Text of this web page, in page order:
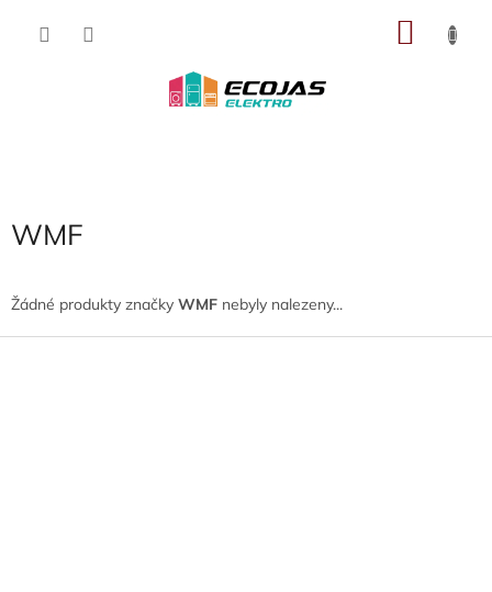
WMF
Žádné produkty značky WMF nebyly nalezeny...